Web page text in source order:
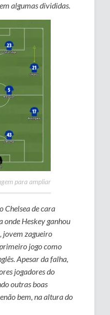
algumas divididas.
para ampliar
Chelsea de cara
onde Heskey ganhou
jovem zagueiro
jogo como
Apesar da falha,
jogadores do
outras boas
bem, na altura do